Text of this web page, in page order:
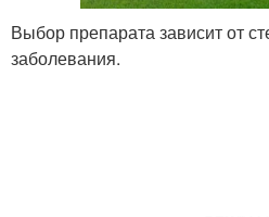
Выбор препарата зависит от
заболевания.